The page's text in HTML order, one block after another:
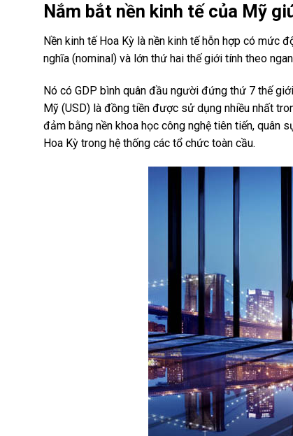
Nắm bắt nền kinh tế của Mỹ
Nền kinh tế Hoa Kỳ là nền kinh tế hỗn hợp có mức
nghĩa (nominal) và lớn thứ hai thế giới tính theo
Nó có GDP bình quân đầu người đứng thứ 7 thế
Mỹ (USD) là đồng tiền được sử dụng nhiều nhất
đảm bằng nền khoa học công nghệ tiên tiến, quân
Hoa Kỳ trong hệ thống các tổ chức toàn cầu.